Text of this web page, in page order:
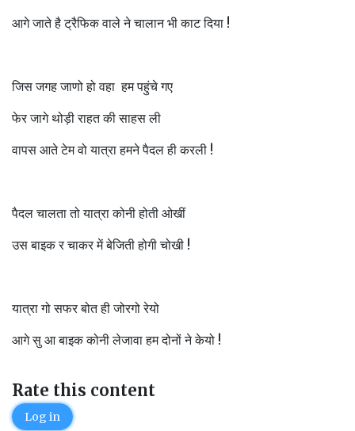
आगे जाते है ट्रैफिक वाले ने चालान भी काट दिया !
जिस जगह जाणो हो वहा हम पहुंचे गए
फेर जागे थोड़ी राहत की साहस ली
वापस आते टेम वो यात्रा हमने पैदल ही करली !
पैदल चालता तो यात्रा कोनी होती ओखीं
उस बाइक र चाकर में बेजिती होगी चोखी !
यात्रा गो सफर बोत ही जोरगो रेयो
आगे सु आ बाइक कोनी लेजावा हम दोनों ने केयो !
Rate this content
Log in